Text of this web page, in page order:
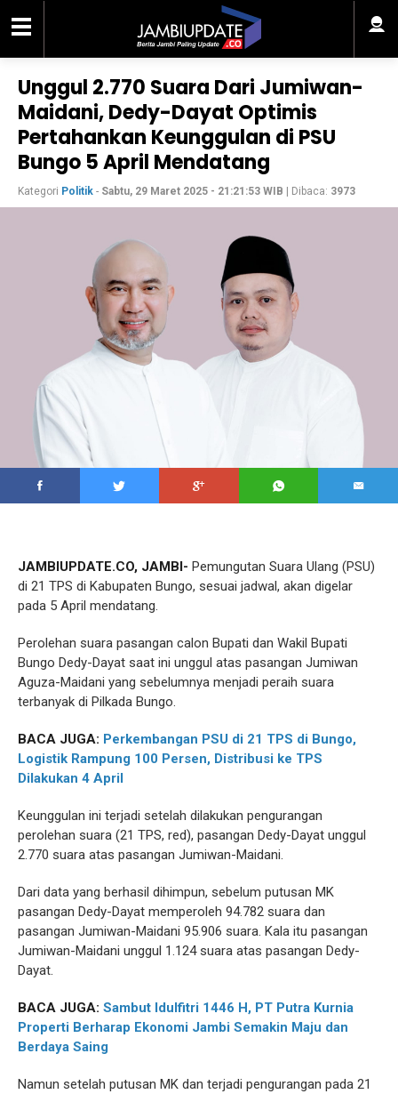
Unggul 2.770 Suara Dari Jumiwan-
Maidani, Dedy-Dayat Optimis
Pertahankan Keunggulan di PSU
Bungo 5 April Mendatang
Kategori Politik - Sabtu, 29 Maret 2025 - 21:21:53 WIB | Dibaca: 3973
JAMBIUPDATE.CO, JAMBI- Pemungutan Suara Ulang (PSU)
di 21 TPS di Kabupaten Bungo, sesuai jadwal, akan digelar
pada 5 April mendatang.
Perolehan suara pasangan calon Bupati dan Wakil Bupati
Bungo Dedy-Dayat saat ini unggul atas pasangan Jumiwan
Aguza-Maidani yang sebelumnya menjadi peraih suara
terbanyak di Pilkada Bungo.
BACA JUGA: Perkembangan PSU di 21 TPS di Bungo,
Logistik Rampung 100 Persen, Distribusi ke TPS
Dilakukan 4 April
Keunggulan ini terjadi setelah dilakukan pengurangan
perolehan suara (21 TPS, red), pasangan Dedy-Dayat unggul
2.770 suara atas pasangan Jumiwan-Maidani.
Dari data yang berhasil dihimpun, sebelum putusan MK
pasangan Dedy-Dayat memperoleh 94.782 suara dan
pasangan Jumiwan-Maidani 95.906 suara. Kala itu pasangan
Jumiwan-Maidani unggul 1.124 suara atas pasangan Dedy-
Dayat.
BACA JUGA: Sambut Idulfitri 1446 H, PT Putra Kurnia
Properti Berharap Ekonomi Jambi Semakin Maju dan
Berdaya Saing
Namun setelah putusan MK dan terjadi pengurangan pada 21